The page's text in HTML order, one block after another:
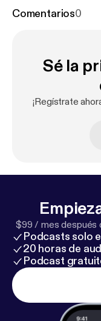
adjustments for
Comentarios0
Sé la
¡Regístrate
$99 / mes después
Podcasts solo
20 horas de
Podcast